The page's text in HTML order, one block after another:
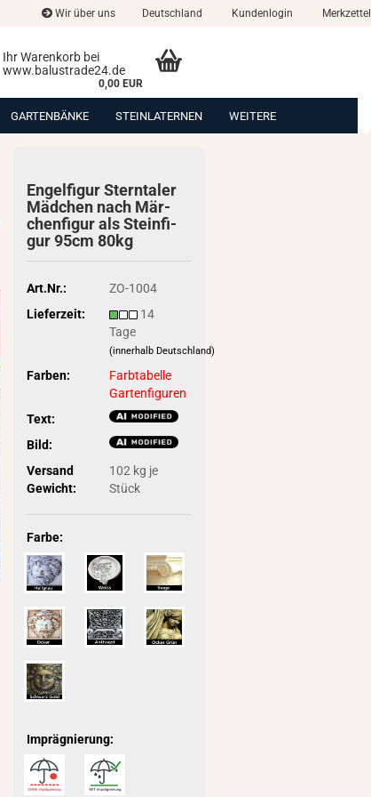
Wir über uns Deutschland Kundenlogin Merkzettel
Ihr Warenkorb bei
www.balustrade24.de
0,00 EUR
GARTENBÄNKE STEINLATERNEN WEITERE
En­gel­fi­gur Stern­ta­ler
Mäd­chen nach Mär­
chen­fi­gur als Stein­fi­
gur 95cm 80kg
Art.Nr.:
ZO-1004
Lieferzeit:
14
Tage
(innerhalb Deutschland)
Farben:
Farbtabelle
Gartenfiguren
Text:
Bild:
Versand
Gewicht:
102 kg je
Stück
Farbe:
Imprägnierung: